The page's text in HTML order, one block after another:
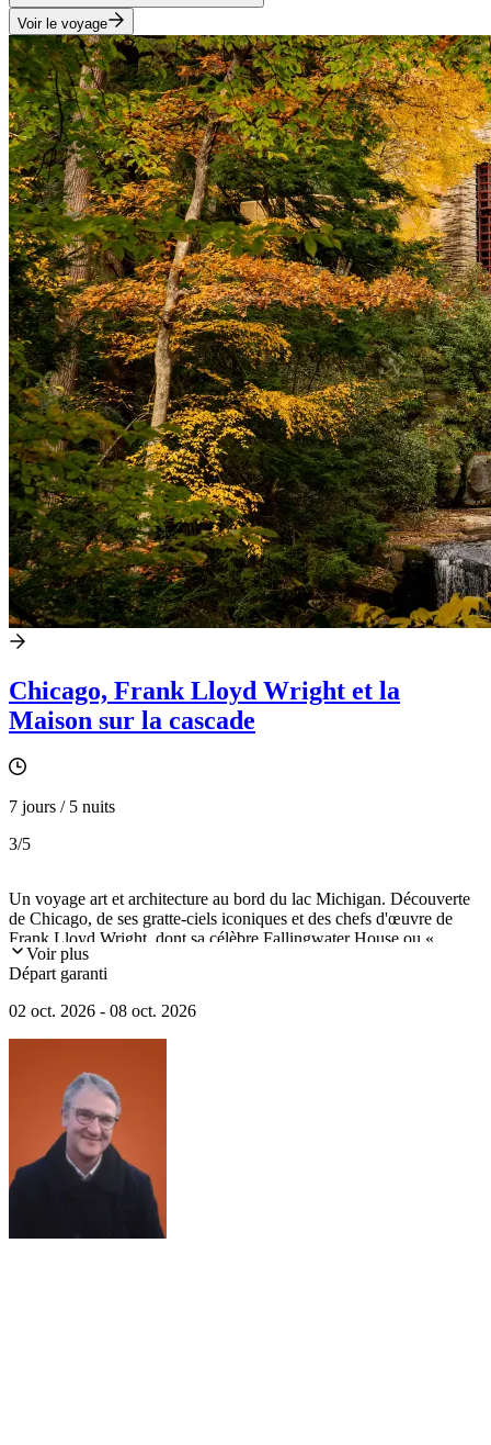
Voir le voyage
Chicago, Frank Lloyd Wright et la
Maison sur la cascade
7 jours / 5 nuits
3/5
Un voyage art et architecture au bord du lac Michigan. Découverte
de Chicago, de ses gratte-ciels iconiques et des chefs d'œuvre de
Frank Lloyd Wright, dont sa célèbre Fallingwater House ou «
Maison sur la cascade » en Pennsylvanie. Sans oublier les riches
collections de l'Art Institute of Chicago, une montée au sommet de
Voir plus
Départ garanti
02 oct. 2026 - 08 oct. 2026